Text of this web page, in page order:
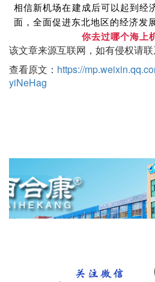
相信新机场在建成后可以起到经
面，全面促进东北地区的经济发
你去过哪个海上
该文章来源互联网，如有侵权请
查看原文： https://
yiNeHag